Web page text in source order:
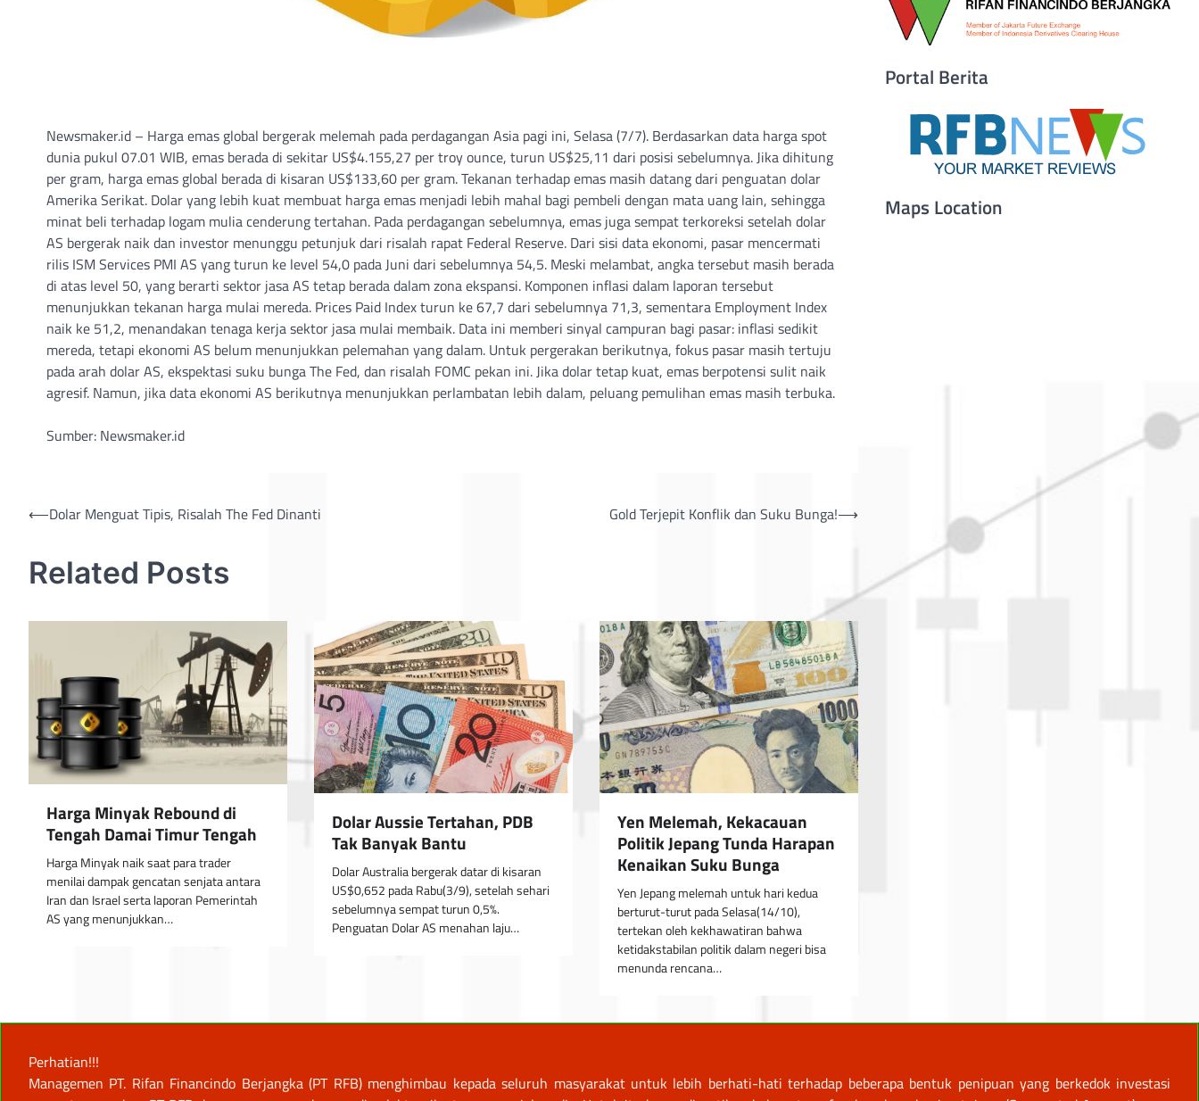
Newsmaker.id – Harga emas global bergerak melemah pada perdagangan Asia pagi ini, Selasa (7/7). Berdasarkan data harga spot
dunia pukul 07.01 WIB, emas berada di sekitar US$4.155,27 per troy ounce, turun US$25,11 dari posisi sebelumnya. Jika dihitung
per gram, harga emas global berada di kisaran US$133,60 per gram. Tekanan terhadap emas masih datang dari penguatan dolar
Amerika Serikat. Dolar yang lebih kuat membuat harga emas menjadi lebih mahal bagi pembeli dengan mata uang lain, sehingga
minat beli terhadap logam mulia cenderung tertahan. Pada perdagangan sebelumnya, emas juga sempat terkoreksi setelah dolar
AS bergerak naik dan investor menunggu petunjuk dari risalah rapat Federal Reserve. Dari sisi data ekonomi, pasar mencermati
rilis ISM Services PMI AS yang turun ke level 54,0 pada Juni dari sebelumnya 54,5. Meski melambat, angka tersebut masih berada
di atas level 50, yang berarti sektor jasa AS tetap berada dalam zona ekspansi. Komponen inflasi dalam laporan tersebut
menunjukkan tekanan harga mulai mereda. Prices Paid Index turun ke 67,7 dari sebelumnya 71,3, sementara Employment Index
naik ke 51,2, menandakan tenaga kerja sektor jasa mulai membaik. Data ini memberi sinyal campuran bagi pasar: inflasi sedikit
mereda, tetapi ekonomi AS belum menunjukkan pelemahan yang dalam. Untuk pergerakan berikutnya, fokus pasar masih tertuju
pada arah dolar AS, ekspektasi suku bunga The Fed, dan risalah FOMC pekan ini. Jika dolar tetap kuat, emas berpotensi sulit naik
agresif. Namun, jika data ekonomi AS berikutnya menunjukkan perlambatan lebih dalam, peluang pemulihan emas masih terbuka.
Sumber: Newsmaker.id
Post
⟵Dolar Menguat Tipis, Risalah The Fed Dinanti Gold Terjepit Konflik dan Suku Bunga!⟶
Related Posts
Harga Minyak Rebound di
Tengah Damai Timur Tengah
Harga Minyak naik saat para trader
menilai dampak gencatan senjata antara
Iran dan Israel serta laporan Pemerintah
AS yang menunjukkan…
Dolar Aussie Tertahan, PDB
Tak Banyak Bantu
Dolar Australia bergerak datar di kisaran
US$0,652 pada Rabu(3/9), setelah sehari
sebelumnya sempat turun 0,5%.
Penguatan Dolar AS menahan laju…
Yen Melemah, Kekacauan
Politik Jepang Tunda Harapan
Kenaikan Suku Bunga
Yen Jepang melemah untuk hari kedua
berturut-turut pada Selasa(14/10),
tertekan oleh kekhawatiran bahwa
ketidakstabilan politik dalam negeri bisa
menunda rencana…
Portal Berita
Maps Location
Perhatian!!!
Managemen PT. Rifan Financindo Berjangka (PT RFB) menghimbau kepada seluruh masyarakat untuk lebih berhati-hati terhadap beberapa bentuk penipuan yang berkedok investasi